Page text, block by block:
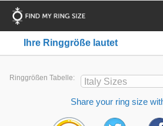
Ihre Ringgröße lautet
Ringgrößen Tabelle: Italy Sizes
Share your ring size